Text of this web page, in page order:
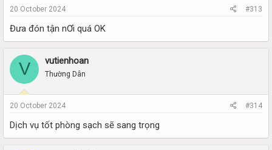
20 October 2024 #313
Đưa đón tận nƠi quá OK
V vutienhoan
Thường Dân
20 October 2024 #314
Dịch vụ tốt phòng sạch sẽ sang trọng